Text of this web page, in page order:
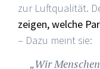
zur Luftqualität.
zeigen, welche
– Dazu meint sie:
„Wir